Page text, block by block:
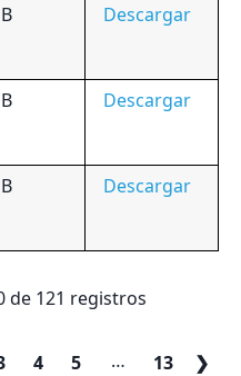
Descargar
Descargar
Descargar
de 121 registros
4 5 … 13 ❯